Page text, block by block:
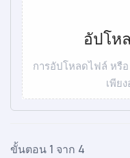
อัปโห
การอัปโหลดไฟล์ หรื
เพีย
ขั้นตอน 1 จาก 4